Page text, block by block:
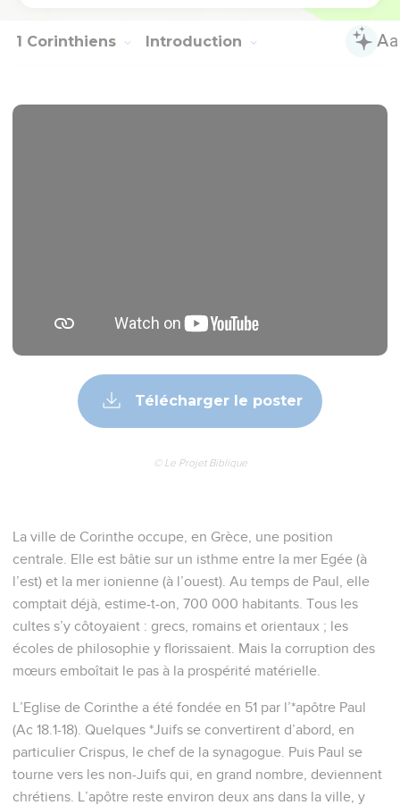
1 Corinthiens Introduction
Télécharger le poster
© Le Projet Biblique
La ville de Corinthe occupe, en Grèce, une position
centrale. Elle est bâtie sur un isthme entre la mer Egée (à
l’est) et la mer ionienne (à l’ouest). Au temps de Paul, elle
comptait déjà, estime-t-on, 700 000 habitants. Tous les
cultes s’y côtoyaient : grecs, romains et orientaux ; les
écoles de philosophie y florissaient. Mais la corruption des
mœurs emboîtait le pas à la prospérité matérielle.
L’Eglise de Corinthe a été fondée en 51 par l’*apôtre Paul
(Ac 18.1-18). Quelques *Juifs se convertirent d’abord, en
particulier Crispus, le chef de la synagogue. Puis Paul se
tourne vers les non-Juifs qui, en grand nombre, deviennent
chrétiens. L’apôtre reste environ deux ans dans la ville, y